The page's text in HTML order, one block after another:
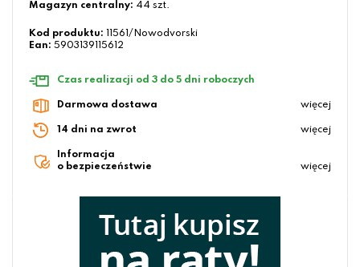
Magazyn centralny: 44 szt.
Kod produktu:
11561/Nowodvorski
Ean: 5903139115612
Czas realizacji od 3 do 5 dni roboczych
Darmowa dostawa więcej
14 dni na zwrot więcej
Informacja
o bezpieczeństwie
więcej